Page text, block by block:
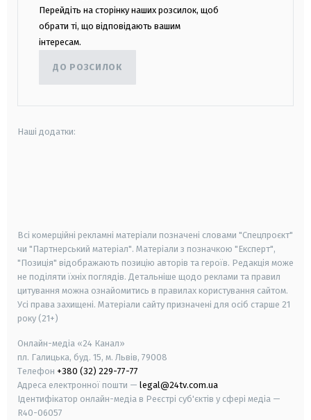
Перейдіть на сторінку наших розсилок, щоб
обрати ті, що відповідають вашим
інтересам.
ДО РОЗСИЛОК
Наші додатки:
Всі комерційні рекламні матеріали позначені словами "Спецпроєкт"
чи "Партнерський матеріал". Матеріали з позначкою "Експерт",
"Позиція" відображають позицію авторів та героїв. Редакція може
не поділяти їхніх поглядів. Детальніше щодо реклами та правил
цитування можна ознайомитись в правилах користування сайтом.
Усі права захищені. Матеріали сайту призначені для осіб старше 21
року (21+)
Онлайн-медіа «24 Канал»
пл. Галицька, буд. 15, м. Львів, 79008
Телефон +380 (32) 229-77-77
Адреса електронної пошти — legal@24tv.com.ua
Ідентифікатор онлайн-медіа в Реєстрі суб'єктів у сфері медіа —
R40-06057